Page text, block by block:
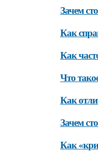
Зачем
Как
Как
Что
Как
Зачем
Как